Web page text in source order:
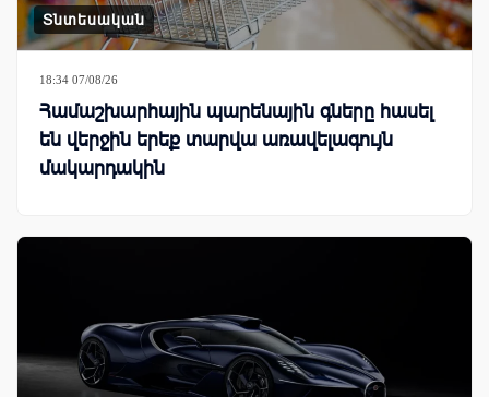
Տնտեսական
18:34 07/08/26
Համաշխարհային պարենային գները հասել
են վերջին երեք տարվա առավելագույն
մակարդակին